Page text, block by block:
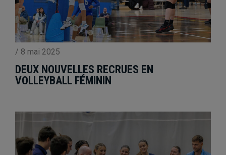
/ 8 mai 2025
DEUX NOUVELLES RECRUES EN
VOLLEYBALL FÉMININ